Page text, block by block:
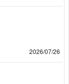
2026/07/26